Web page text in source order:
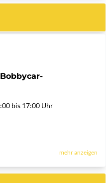
bis 17:00 Uhr
mehr anzeigen